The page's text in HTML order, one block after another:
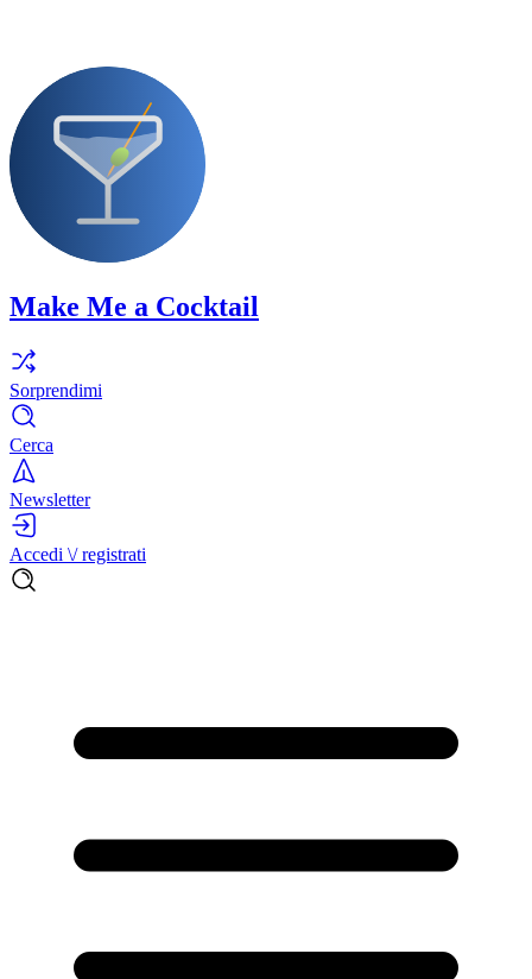
Make Me a Cocktail
Sorprendimi
Cerca
Newsletter
Accedi \/ registrati